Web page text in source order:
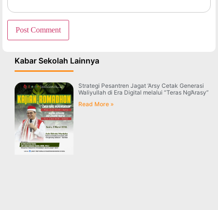
Kabar Sekolah Lainnya
Strategi Pesantren Jagat ‘Arsy Cetak Generasi
Waliyullah di Era Digital melalui “Teras Ng’Arasy”
Read More »